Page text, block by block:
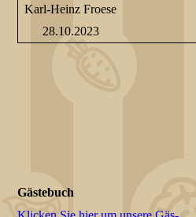
Karl-Heinz Froese
28.10.2023
Gästebuch